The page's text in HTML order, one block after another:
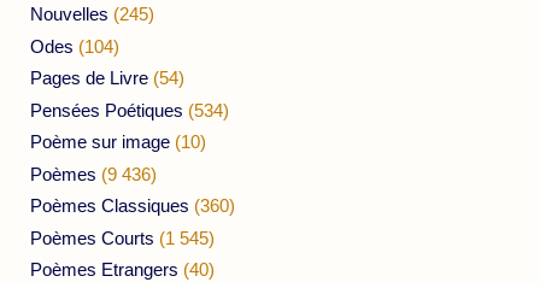
Nouvelles (245)
Odes (104)
Pages de Livre (54)
Pensées Poétiques (534)
Poème sur image (10)
Poèmes (9 436)
Poèmes Classiques (360)
Poèmes Courts (1 545)
Poèmes Etrangers (40)